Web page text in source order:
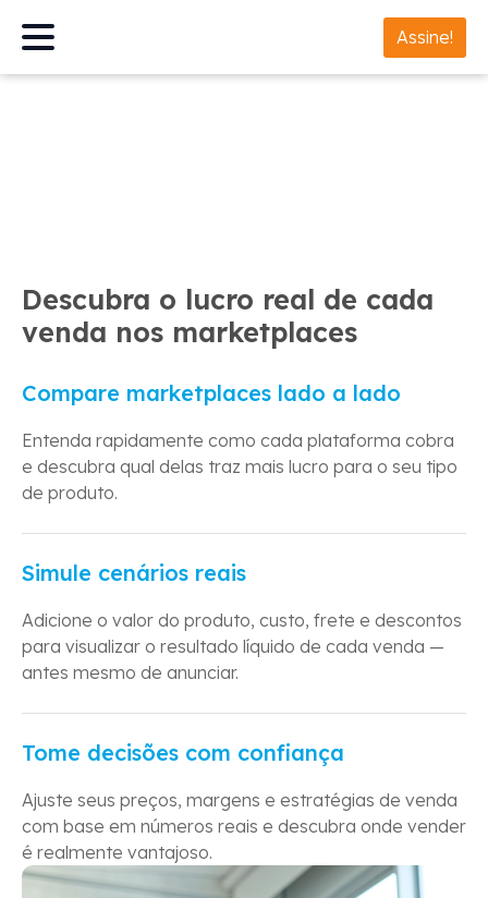
Assine!
Descubra o lucro real de cada
venda nos marketplaces
Compare marketplaces lado a lado
Entenda rapidamente como cada plataforma cobra
e descubra qual delas traz mais lucro para o seu tipo
de produto.
Simule cenários reais
Adicione o valor do produto, custo, frete e descontos
para visualizar o resultado líquido de cada venda —
antes mesmo de anunciar.
Tome decisões com confiança
Ajuste seus preços, margens e estratégias de venda
com base em números reais e descubra onde vender
é realmente vantajoso.